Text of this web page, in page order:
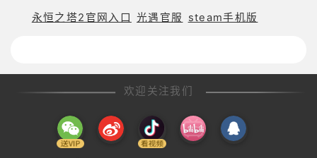
永恒之塔2官网入口 光遇官服 steam手机版
欢迎关注我们